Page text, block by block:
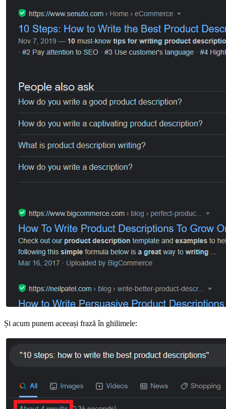
Și acum punem aceeași frază în ghilimele: